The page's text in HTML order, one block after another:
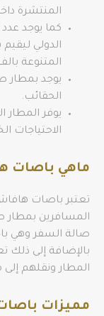
المنتشرة
كما يوجد
الدولي
المتنوعة
يوجد بمطار
الحقائب.
يوفر المطار
الاحتياجات
ماهي باصات
تعتبر باصات
المسافرين بمطار
صالة السفر وهي
بالإضافة إلى
المطار ونقلهم
مميزات